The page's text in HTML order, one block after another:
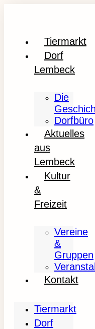
Tiermarkt
Dorf
Lembeck
Die
Dorfbüro
Aktuelles
aus
Lembeck
Kultur
&
Freizeit
Vereine
&
Gruppen
Kontakt
Tiermarkt
Dorf